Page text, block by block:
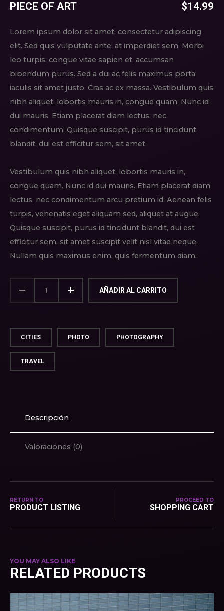
PIECE OF ART $14.99
Lorem ipsum dolor sit amet, consectetur adipiscing
elit. Sed quis vulputate ante, at imperdiet sem. Morbi
leo turpis, congue vitae sapien et, accumsan
bibendum purus. Sed a dui ac felis maximus porta
iaculis sit amet justo. Cras ac ex massa. Vestibulum quis
nibh aliquet, lobortis mauris in, congue quam. Nunc id
dui mauris. Etiam placerat diam lectus, nec
condimentum. Quisque suscipit, purus id tincidunt
blandit, dui est efficitur sem, sit amet.
Vestibulum quis nibh aliquet, lobortis mauris in,
congue quam. Nunc id dui mauris. Etiam placerat diam
lectus, nec condimentum arcu pretium id. Aenean felis
turpis, venenatis eget aliquam sed, aliquet at augue.
Quisque suscipit, purus id tincidunt blandit, dui est
efficitur sem, sit amet suscipit velit nisl vitae neque.
Nullam quis maximus enim, quis fermentum diam.
PIECE
CANTIDAD
AÑADIR AL CARRITO
CITIES PHOTO PHOTOGRAPHY
TRAVEL
Descripción
Valoraciones (0)
RETURN TO
PRODUCT LISTING
PROCEED TO
SHOPPING CART
YOU MAY ALSO LIKE
RELATED PRODUCTS